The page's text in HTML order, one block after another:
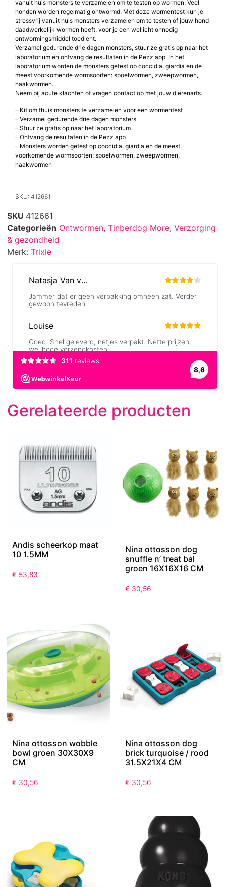
vanuit huis monsters te verzamelen om te testen op wormen. Veel
honden worden regelmatig ontwormd. Met deze wormentest kun je
stressvrij vanuit huis monsters verzamelen om te testen of jouw hond
daadwerkelijk wormen heeft, voor je een wellicht onnodig
ontwormingsmiddel toedient.
Verzamel gedurende drie dagen monsters, stuur ze gratis op naar het
laboratorium en ontvang de resultaten in de Pezz app. In het
laboratorium worden de monsters getest op coccidia, giardia en de
meest voorkomende wormsoorten: spoelwormen, zweepwormen,
haakwormen.
Neem bij acute klachten of vragen contact op met jouw dierenarts.
– Kit om thuis monsters te verzamelen voor een wormentest
– Verzamel gedurende drie dagen monsters
– Stuur ze gratis op naar het laboratorium
– Ontvang de resultaten in de Pezz app
– Monsters worden getest op coccidia, giardia en de meest
voorkomende wormsoorten: spoelwormen, zweepwormen,
haakwormen
SKU: 412661
SKU 412661
Categorieën Ontwormen, Tinberdog More, Verzorging
& gezondheid
Merk: Trixie
Gerelateerde producten
Andis scheerkop maat
10 1.5MM
€ 53,83
Nina ottosson dog
snuffle n’ treat bal
groen 16X16X16 CM
€ 30,56
Nina ottosson wobble
bowl groen 30X30X9
CM
€ 30,56
Nina ottosson dog
brick turquoise / rood
31.5X21X4 CM
€ 30,56